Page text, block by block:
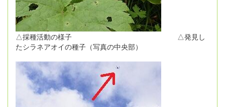
△採種活動の様子 △発見し
たシラネアオイの種子（写真の中央部）